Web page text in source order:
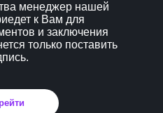
менеджер нашей
к Вам для
и заключения
только поставить